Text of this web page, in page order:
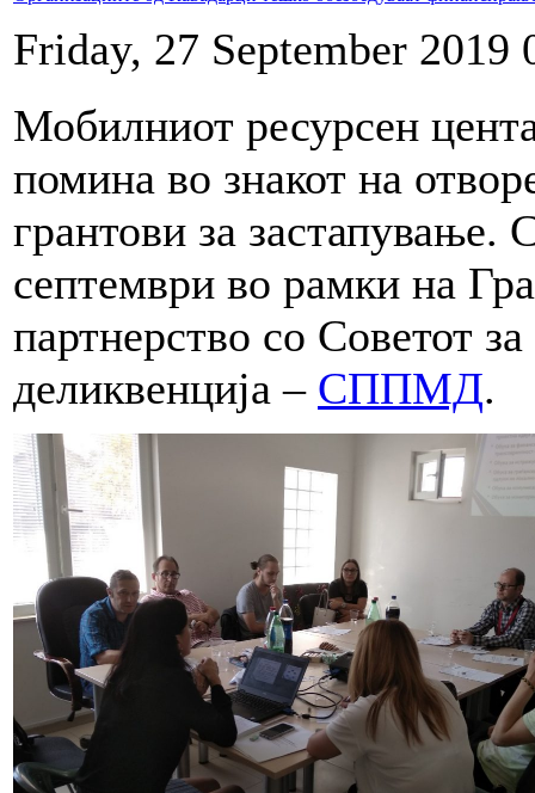
Friday, 27 September 2019
Мобилниот ресурсен
помина во знакот на
грантови за застапување.
септември во рамки на
партнерство со Советот
деликвенција – СППМД.